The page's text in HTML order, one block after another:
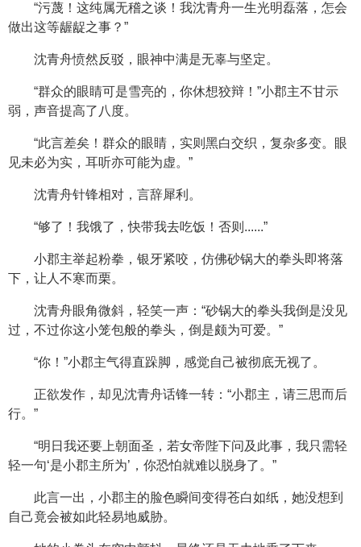
“污蔑！这纯属无稽之谈！我沈青舟一生光明磊落，怎会
做出这等龌龊之事？”
沈青舟愤然反驳，眼神中满是无辜与坚定。
“群众的眼睛可是雪亮的，你休想狡辩！”小郡主不甘示
弱，声音提高了八度。
“此言差矣！群众的眼睛，实则黑白交织，复杂多变。眼
见未必为实，耳听亦可能为虚。”
沈青舟针锋相对，言辞犀利。
“够了！我饿了，快带我去吃饭！否则......”
小郡主举起粉拳，银牙紧咬，仿佛砂锅大的拳头即将落
下，让人不寒而栗。
沈青舟眼角微斜，轻笑一声：“砂锅大的拳头我倒是没见
过，不过你这小笼包般的拳头，倒是颇为可爱。”
“你！”小郡主气得直跺脚，感觉自己被彻底无视了。
正欲发作，却见沈青舟话锋一转：“小郡主，请三思而后
行。”
“明日我还要上朝面圣，若女帝陛下问及此事，我只需轻
轻一句‘是小郡主所为’，你恐怕就难以脱身了。”
此言一出，小郡主的脸色瞬间变得苍白如纸，她没想到
自己竟会被如此轻易地威胁。